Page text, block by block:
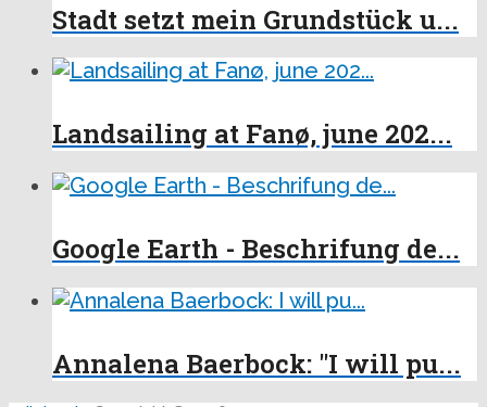
Stadt setzt mein Grundstück u...
Landsailing at Fanø, june 202...
Google Earth - Beschrifung de...
Annalena Baerbock: "I will pu...